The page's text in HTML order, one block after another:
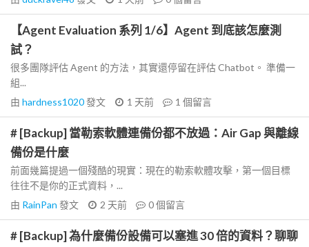
【Agent Evaluation 系列 1/6】Agent 到底該怎麼測
試？
很多團隊評估 Agent 的方法，其實還停留在評估 Chatbot。 準備一
組...
由 hardness1020發文 1 天前 1 個留言
# [Backup] 當勒索軟體連備份都不放過：Air Gap 與離線
備份是什麼
前面幾篇提過一個殘酷的現實：現在的勒索軟體攻擊，第一個目標
往往不是你的正式資料，...
由 RainPan 發文 2 天前 0個留言
# [Backup] 為什麼備份設備可以塞進 30 倍的資料？聊聊